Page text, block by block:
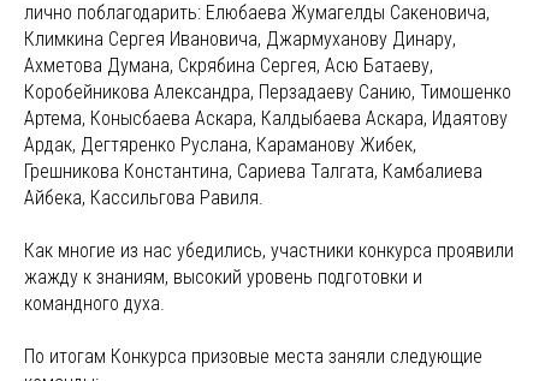
лично поблагодарить: Елюбаева Жумагелды Сакеновича,
Климкина Сергея Ивановича, Джармуханову Динару,
Ахметова Думана, Скрябина Сергея, Асю Батаеву,
Коробейникова Александра, Перзадаеву Санию, Тимошенко
Артема, Конысбаева Аскара, Калдыбаева Аскара, Идаятову
Ардак, Дегтяренко Руслана, Караманову Жибек,
Грешникова Константина, Сариева Талгата, Камбалиева
Айбека, Кассильгова Равиля.
Как многие из нас убедились, участники конкурса проявили
жажду к знаниям, высокий уровень подготовки и
командного духа.
По итогам Конкурса призовые места заняли следующие